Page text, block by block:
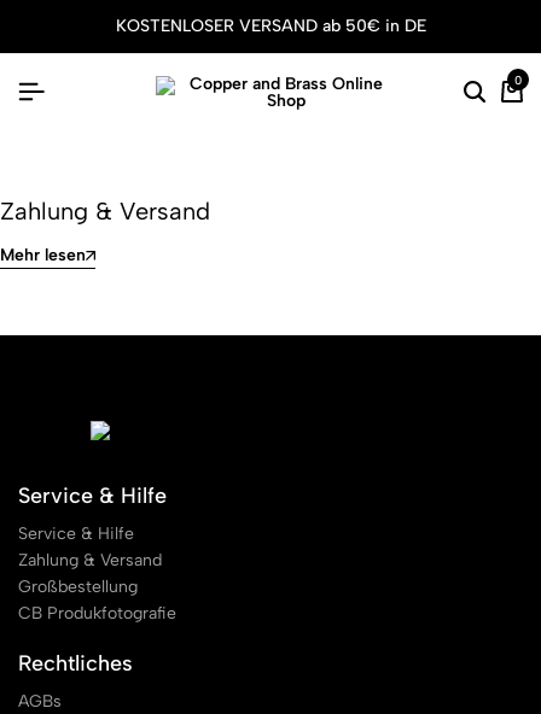
KOSTENLOSER VERSAND ab 50€ in DE
0
Zahlung & Versand
Mehr lesen
Service & Hilfe
Service & Hilfe
Zahlung & Versand
Großbestellung
CB Produkfotografie
Rechtliches
AGBs